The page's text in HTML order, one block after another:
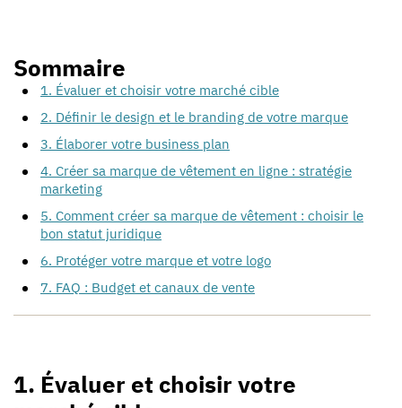
Sommaire
1. Évaluer et choisir votre marché cible
2. Définir le design et le branding de votre marque
3. Élaborer votre business plan
4. Créer sa marque de vêtement en ligne : stratégie
marketing
5. Comment créer sa marque de vêtement : choisir le
bon statut juridique
6. Protéger votre marque et votre logo
7. FAQ : Budget et canaux de vente
1. Évaluer et choisir votre